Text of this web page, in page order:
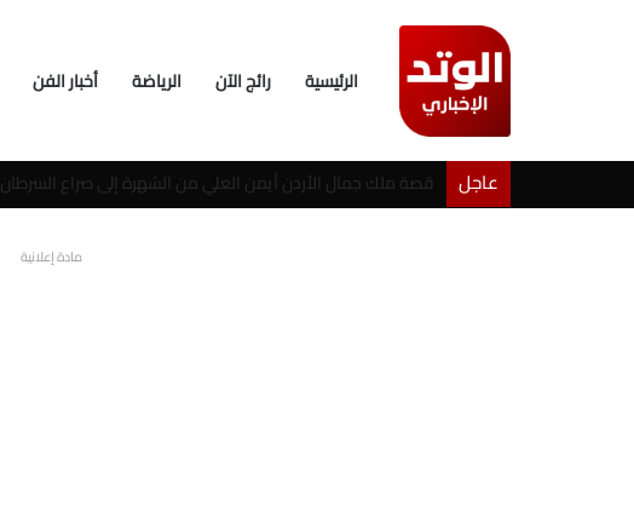
الرئيسية رائج الآن الرياضة أخبار الفن
عاجل
خطوبة شيرين بيوتي وأسامة مروة تثير ضجة على السوشيال ميديا
مادة إعلانية